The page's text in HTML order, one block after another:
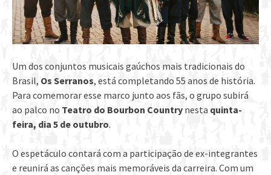
Um dos conjuntos musicais gaúchos mais tradicionais do
Brasil, Os Serranos, está completando 55 anos de história.
Para comemorar esse marco junto aos fãs, o grupo subirá
ao palco no Teatro do Bourbon Country nesta quinta-
feira, dia 5 de outubro.
O espetáculo contará com a participação de ex-integrantes
e reunirá as canções mais memoráveis da carreira. Com um